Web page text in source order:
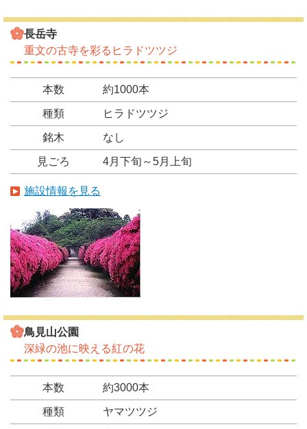
長岳寺
重文の古寺を彩るヒラドツツジ
本数 約1000本
種類 ヒラドツツジ
銘木 なし
見ごろ 4月下旬～5月上旬
施設情報を見る
鳥見山公園
深緑の池に映える紅の花
本数 約3000本
種類 ヤマツツジ